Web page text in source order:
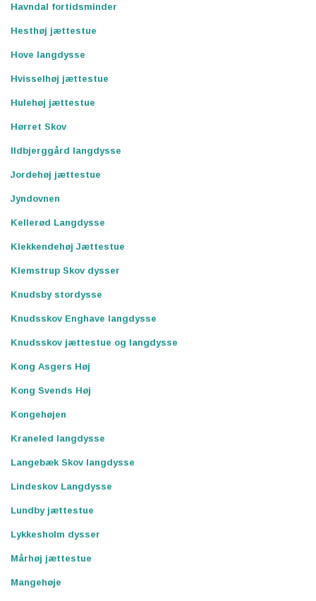
Havndal fortidsminder
Hesthøj jættestue
Hove langdysse
Hvisselhøj jættestue
Hulehøj jættestue
Hørret Skov
Ildbjerggård langdysse
Jordehøj jættestue
Jyndovnen
Kellerød Langdysse
Klekkendehøj Jættestue
Klemstrup Skov dysser
Knudsby stordysse
Knudsskov Enghave langdysse
Knudsskov jættestue og langdysse
Kong Asgers Høj
Kong Svends Høj
Kongehøjen
Kraneled langdysse
Langebæk Skov langdysse
Lindeskov Langdysse
Lundby jættestue
Lykkesholm dysser
Mårhøj jættestue
Mangehøje